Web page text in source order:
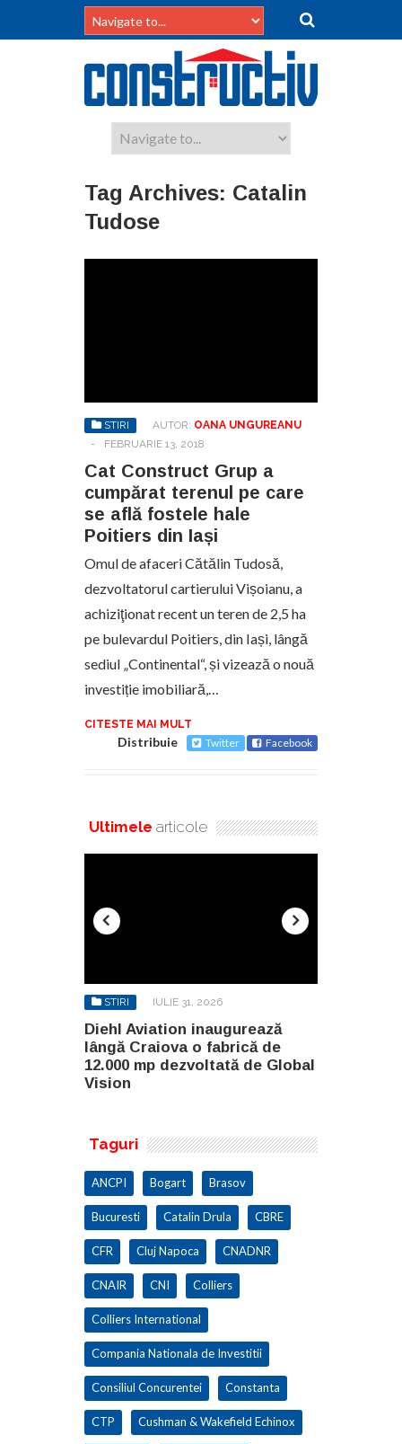
Tag Archives: Catalin
Tudose
STIRI AUTOR: OANA UNGUREANU
-
FEBRUARIE 13, 2018
Cat Construct Grup a
cumpărat terenul pe care
se află fostele hale
Poitiers din Iași
Omul de afaceri Cătălin Tudosă,
dezvoltatorul cartierului Vișoianu, a
achiziţionat recent un teren de 2,5 ha
pe bulevardul Poitiers, din Iași, lângă
sediul „Continental“, și vizează o nouă
investiție imobiliară,…
CITESTE MAI MULT
Distribuie Twitter Facebook
Ultimele articole
STIRI IULIE 31, 2026
Diehl Aviation inaugurează
lângă Craiova o fabrică de
12.000 mp dezvoltată de Global
Vision
Taguri
ANCPI Bogart Brasov
Bucuresti Catalin Drula CBRE
CFR Cluj Napoca CNADNR
CNAIR CNI Colliers
Colliers International
Compania Nationala de Investitii
Consiliul Concurentei Constanta
CTP Cushman & Wakefield Echinox